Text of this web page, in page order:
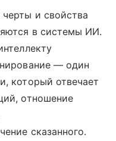
и свойства
в системы ИИ.
— один
который отвечает
отношение
сказанного.